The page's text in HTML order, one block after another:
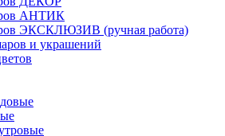
АНТИК
ЭКСКЛЮЗИВ (ручная работа)
и украшений